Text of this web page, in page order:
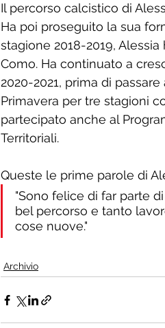
Il percorso calcistico di
Ha poi proseguito la sua
stagione 2018-2019,
Como. Ha continuato a
2020-2021, prima di
Primavera per tre stagioni
partecipato anche al
Territoriali.
Queste le prime parole di
"Sono felice di far parte
bel percorso e tanto
cose nuove."
Archivio